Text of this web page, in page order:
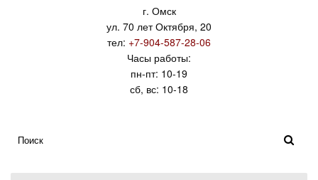
г. Омск
ул. 70 лет Октября, 20
тел: +7-904-587-28-06
Часы работы:
пн-пт: 10-19
сб, вс: 10-18